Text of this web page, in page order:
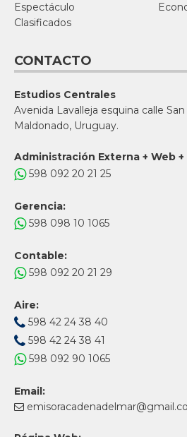
Espectáculo
Clasificados
CONTACTO
Estudios Centrales
Avenida Lavalleja esquina calle San
Maldonado, Uruguay.
Administración Externa + Web
598 092 20 21 25
Gerencia:
598 098 10 1065
Contable:
598 092 20 21 29
Aire:
598 42 24 38 40
598 42 24 38 41
598 092 90 1065
Email: